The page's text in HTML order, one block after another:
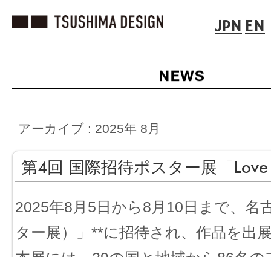
JPNEN
アーカイブ : 2025年 8月
第4回 国際招待ポスター展「
2025年8月5日から8月10日まで、名
ター展）」**に招待され、作品を出